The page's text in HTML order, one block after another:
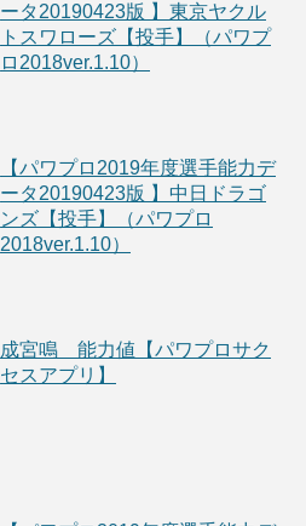
ータ20190423版 】東京ヤクル
トスワローズ【投手】（パワプ
ロ2018ver.1.10）
【パワプロ2019年度選手能力デ
ータ20190423版 】中日ドラゴ
ンズ【投手】（パワプロ
2018ver.1.10）
成宮鳴 能力値【パワプロサク
セスアプリ】